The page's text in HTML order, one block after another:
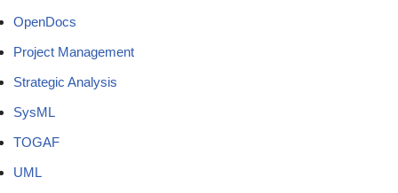
OpenDocs
Project Management
Strategic Analysis
SysML
TOGAF
UML